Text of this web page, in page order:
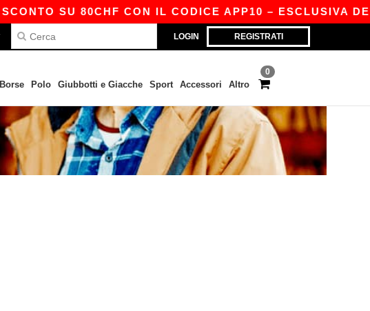
SU 80CHF CON IL CODICE APP10 – ESCLUSIVA
LOGIN REGISTRATI
0
Borse Polo Giubbotti e Giacche Sport Accessori Altro